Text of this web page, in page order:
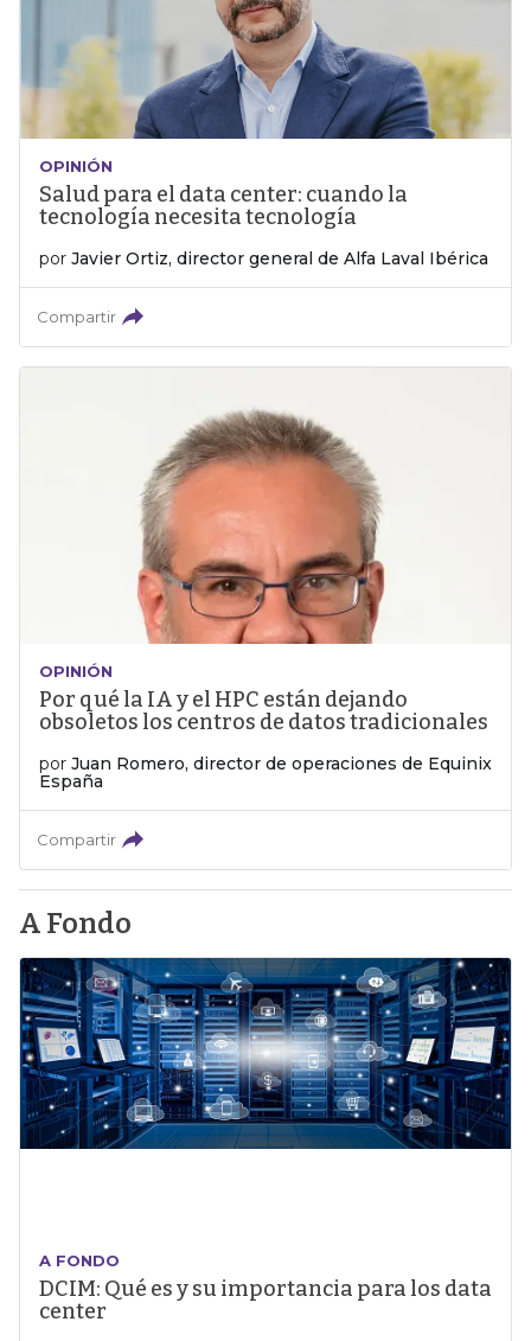
OPINIÓN
Salud para el data center: cuando la
tecnología necesita tecnología
por Javier Ortiz, director general de Alfa Laval Ibérica
Compartir
OPINIÓN
Por qué la IA y el HPC están dejando
obsoletos los centros de datos tradicionales
por Juan Romero, director de operaciones de Equinix
España
Compartir
A Fondo
A FONDO
DCIM: Qué es y su importancia para los data
center